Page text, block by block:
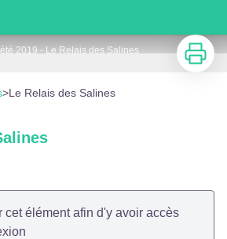
2019 - Le Relais des Salines
Voir l'image en plein écran
Imprimer
>Le Relais des Salines
cet élément afin d'y avoir accès